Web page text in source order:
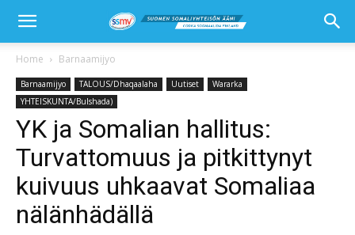
Home Barnaamijyo
Barnaamijyo TALOUS/Dhaqaalaha Uutiset
Wararka
YHTEISKUNTA/Bulshada)
YK ja Somalian hallitus:
Turvattomuus ja pitkittynyt
kuivuus uhkaavat Somaliaa
nälänhädällä